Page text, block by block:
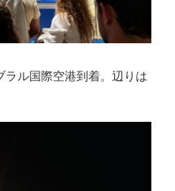
ル国際空港到着。辺りは